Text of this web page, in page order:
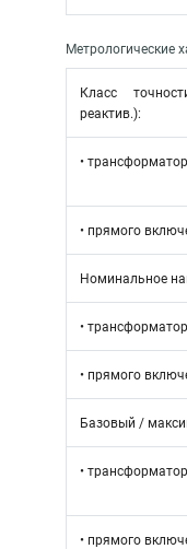
Метрологические
Класс
реактив.):
•
• прямого
Номинальное
•
• прямого
Базовый /
•
• прямого